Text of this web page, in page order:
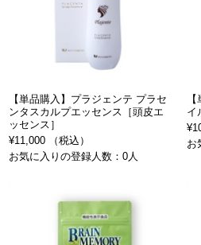
【単品購入】プラジェンテ プラセ
ンタスカルプエッセンス［頭皮エ
ッセンス］
¥11,000 （税込）
お気に入りの登録人数：0人
イ
お